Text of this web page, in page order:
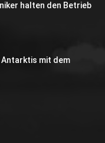
halten den Betrieb
mit dem